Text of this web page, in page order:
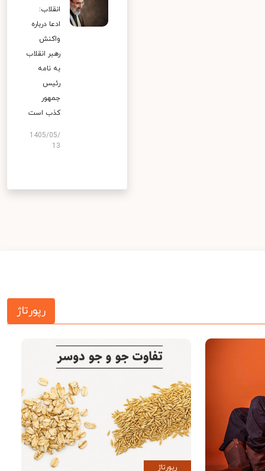
انقلاب:
ادعا درباره
واکنش
رهبر انقلاب
به نامه
رئیس
جمهور
کذب است
1405/05/
13
رپورتاژ
رپورتاژ